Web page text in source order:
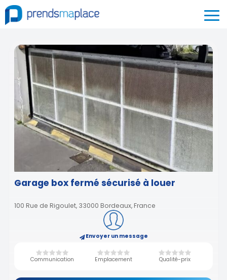
Garage box fermé sécurisé à louer
100 Rue de Rigoulet, 33000 Bordeaux, France
Envoyer un message
Communication Emplacement Qualité-prix